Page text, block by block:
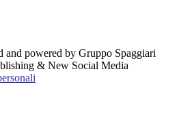
and powered by Gruppo Spaggiari
& New Social Media